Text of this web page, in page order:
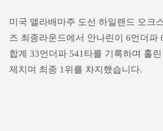
미국 앨라배마주 도선 하일랜드 오크
즈 최종라운드에서 안나린이 6언더파
합계 33언더파 541타를 기록하며 홀
제치며 최종 1위를 차지했습니다.